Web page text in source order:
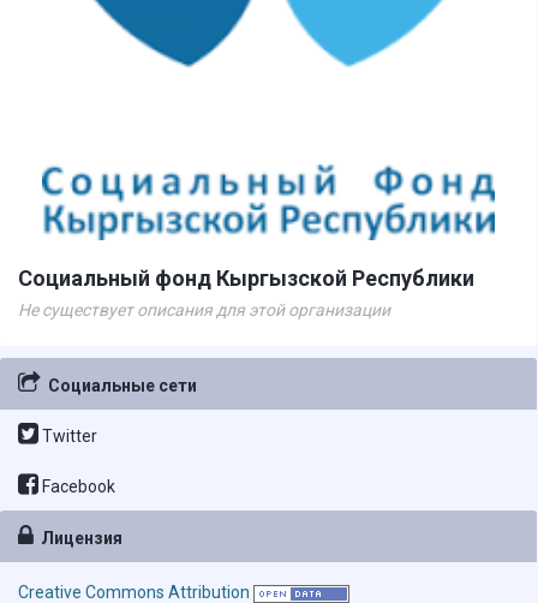
Социальный фонд Кыргызской Республики
Не существует описания для этой организации
Социальные сети
Twitter
Facebook
Лицензия
Creative Commons Attribution